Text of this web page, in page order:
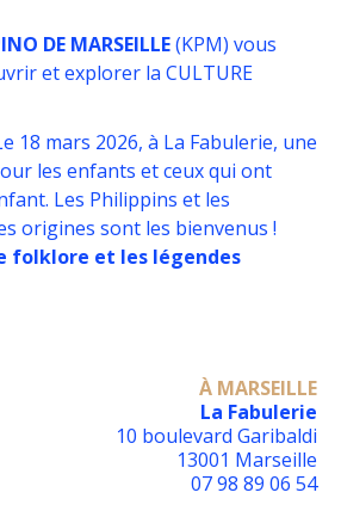
DE MARSEILLE(KPM) vous
et explorer la CULTURE
18 mars 2026, à La Fabulerie, une
les enfants et ceux qui ont
Les Philippins et les
origines sont les bienvenus !
folklore et les légendes
À MARSEILLE
La Fabulerie
10 boulevard Garibaldi
13001 Marseille
07 98 89 06 54